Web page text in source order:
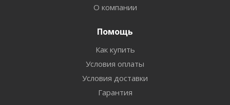
О компании
Помощь
Как купить
Условия оплаты
Условия доставки
Гарантия